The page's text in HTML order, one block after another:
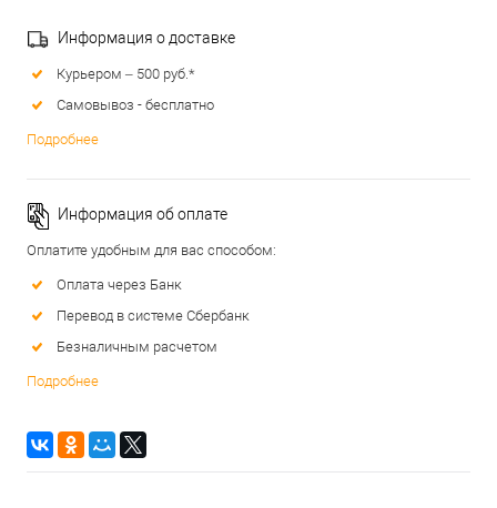
Информация о доставке
Курьером – 500 руб.*
Самовывоз - бесплатно
Подробнее
Информация об оплате
Оплатите удобным для вас способом:
Оплата через Банк
Перевод в системе Сбербанк
Безналичным расчетом
Подробнее